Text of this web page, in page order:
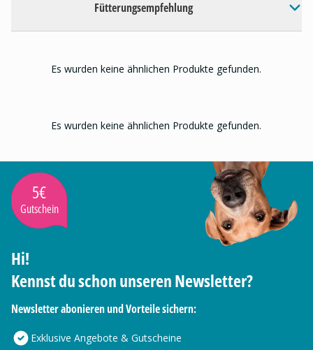
Fütterungsempfehlung
Es wurden keine ähnlichen Produkte gefunden.
Es wurden keine ähnlichen Produkte gefunden.
5€
Gutschein
Hi!
Kennst du schon unseren Newsletter?
Newsletter abonieren und Vorteile sichern:
Exklusive Angebote & Gutscheine